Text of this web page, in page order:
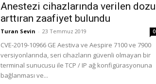
Anestezi cihazlarında verilen dozu
arttıran zaafiyet bulundu
Turan Sevin - 23 Temmuz 2019 0
CVE-2019-10966 GE Aestiva ve Aespire 7100 ve 7900
versiyonlarında, seri cihazların güvenli olmayan bir
terminal sunucusu ile TCP / IP ağ konfigürasyonuna
bağlanması ve...